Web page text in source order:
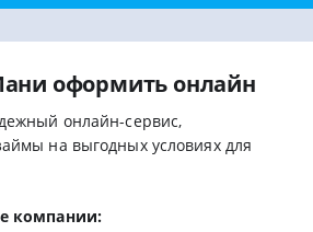
оформить онлайн
онлайн-сервис,
на выгодных условиях для
компании: